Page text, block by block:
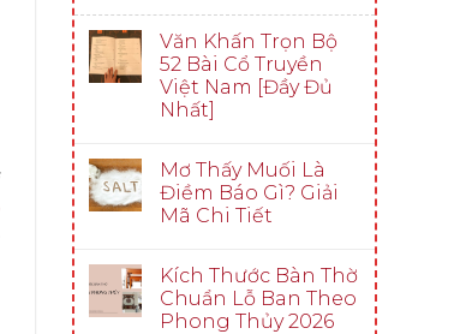
Văn Khấn Trọn Bộ
52 Bài Cổ Truyền
Việt Nam [Đầy Đủ
Nhất]
Mơ Thấy Muối Là
Điềm Báo Gì? Giải
Mã Chi Tiết
Kích Thước Bàn Thờ
Chuẩn Lỗ Ban Theo
Phong Thủy 2026